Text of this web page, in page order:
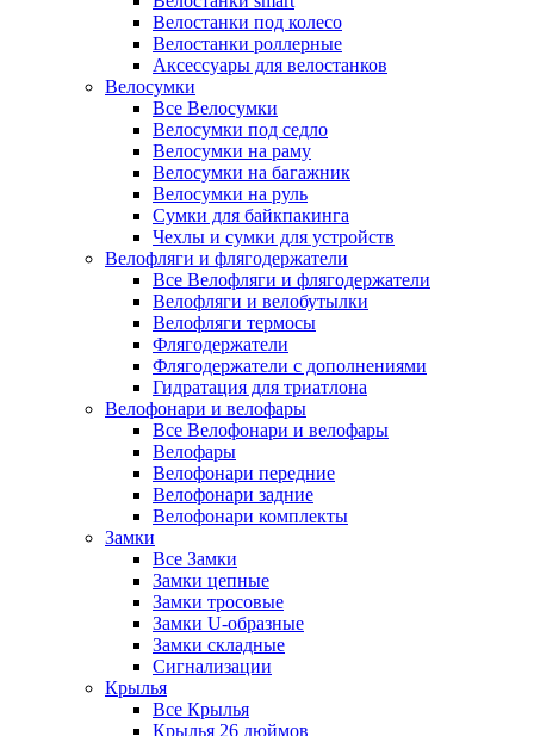
Велостанки под колесо
Велостанки роллерные
Аксессуары для велостанков
Велосумки
Все Велосумки
Велосумки под седло
Велосумки на раму
Велосумки на багажник
Велосумки на руль
Сумки для байкпакинга
Чехлы и сумки для устройств
Велофляги и флягодержатели
Все Велофляги и флягодержатели
Велофляги и велобутылки
Велофляги термосы
Флягодержатели
Флягодержатели с дополнениями
Гидратация для триатлона
Велофонари и велофары
Все Велофонари и велофары
Велофары
Велофонари передние
Велофонари задние
Велофонари комплекты
Замки
Все Замки
Замки цепные
Замки тросовые
Замки U-образные
Замки складные
Сигнализации
Крылья
Все Крылья
Крылья 26 дюймов